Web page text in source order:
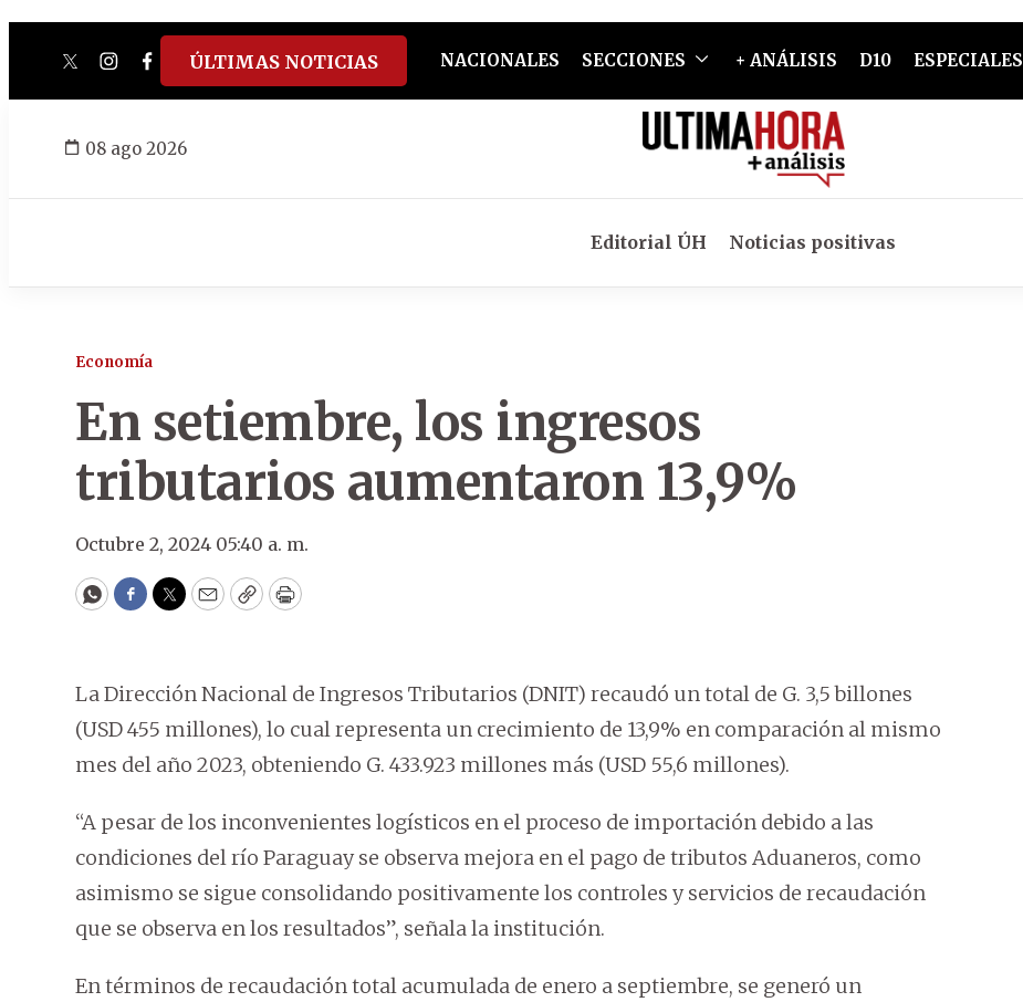
twitterinstagram
facebook
tiktokyoutube
spotify
ÚLTIMAS NOTICIAS NACIONALES SECCIONES + ANÁLISIS D10 ESPECIALES
08 ago 2026
Editorial ÚH Noticias positivas
Economía
En setiembre, los ingresos
tributarios aumentaron 13,9%
Octubre 2, 2024 05:40 a. m.
WhatsApp
Facebook
Twitter
EmailCopyPrint
La Dirección Nacional de Ingresos Tributarios (DNIT) recaudó un total de G. 3,5 billones
(USD 455 millones), lo cual representa un crecimiento de 13,9% en comparación al mismo
mes del año 2023, obteniendo G. 433.923 millones más (USD 55,6 millones).
“A pesar de los inconvenientes logísticos en el proceso de importación debido a las
condiciones del río Paraguay se observa mejora en el pago de tributos Aduaneros, como
asimismo se sigue consolidando positivamente los controles y servicios de recaudación
que se observa en los resultados”, señala la institución.
En términos de recaudación total acumulada de enero a septiembre, se generó un